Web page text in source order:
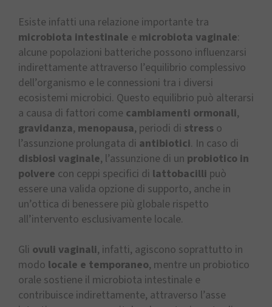
Esiste infatti una relazione importante tra
microbiota intestinale e microbiota vaginale:
alcune popolazioni batteriche possono influenzarsi
indirettamente attraverso l’equilibrio complessivo
dell’organismo e le connessioni tra i diversi
ecosistemi microbici. Questo equilibrio può alterarsi
a causa di fattori come cambiamenti ormonali,
gravidanza, menopausa, periodi di stress o
l’assunzione prolungata di antibiotici. In caso di
disbiosi vaginale, l’assunzione di un probiotico in
polvere con ceppi specifici di lattobacilli può
essere una valida opzione di supporto, anche in
un’ottica di benessere più globale rispetto
all’intervento esclusivamente locale.
Gli ovuli vaginali, infatti, agiscono soprattutto in
modo locale e temporaneo, mentre un probiotico
orale sostiene il microbiota intestinale e
contribuisce indirettamente, attraverso l’asse